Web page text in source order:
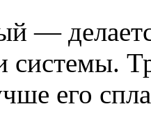
—
системы.
его